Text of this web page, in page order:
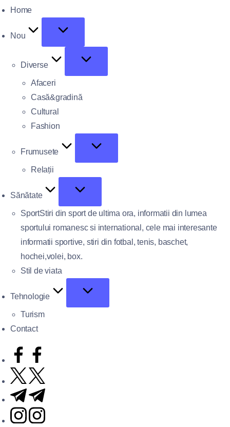
Home
Nou
Diverse
Afaceri
Casă&gradină
Cultural
Fashion
Frumusete
Relații
Sănătate
SportStiri din sport de ultima ora, informatii din lumea
sportului romanesc si international, cele mai interesante
informatii sportive, stiri din fotbal, tenis, baschet,
hochei,volei, box.
Stil de viata
Tehnologie
Turism
Contact